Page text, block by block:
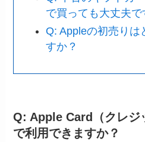
で買っても大丈夫で
Q: Appleの初売りは
すか？
Q: Apple Card（クレジ
で利用できますか？